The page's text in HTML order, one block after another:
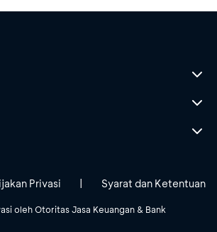
oleh Otoritas Jasa Keuangan & Bank
Privasi | Syarat dan Ketentuan